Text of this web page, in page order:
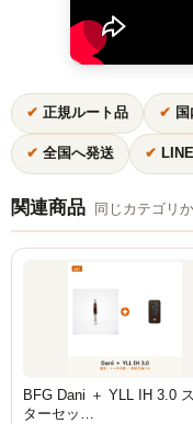
ボウル(ハガル）
シーシャフレーバー
ChillCloud(チルク
AL FAKHER(アル
オデュマン
Cobra Blanc
Social Smoke
Starbuzz
✔ 正規ルート品 ✔
✔ 全国へ発送 ✔
関連商品 同じカテゴリ
BFG Dani ＋ YLL IH 3.0
ターセッ…